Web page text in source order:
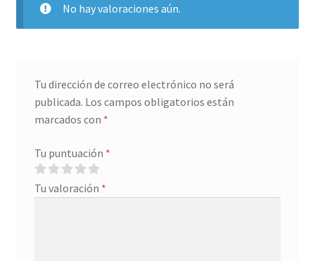
No hay valoraciones aún.
Tu dirección de correo electrónico no será
publicada. Los campos obligatorios están
marcados con *
Tu puntuación *
Tu valoración *